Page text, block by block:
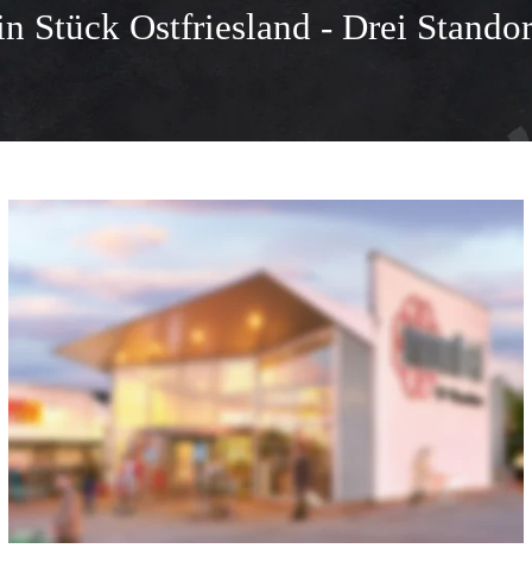
Stück Ostfriesland - Drei
multi Nord im City-Center
Ringstr. 17-23 • 26789 Leer
Tel: 0491 96 06 221
Fax: 0491 96 06 291
kontakt.nord@multi-markt.com
Anfahrt - hier klicken
Öffnungszeiten: Mo-Sa: 8-21 Uhr